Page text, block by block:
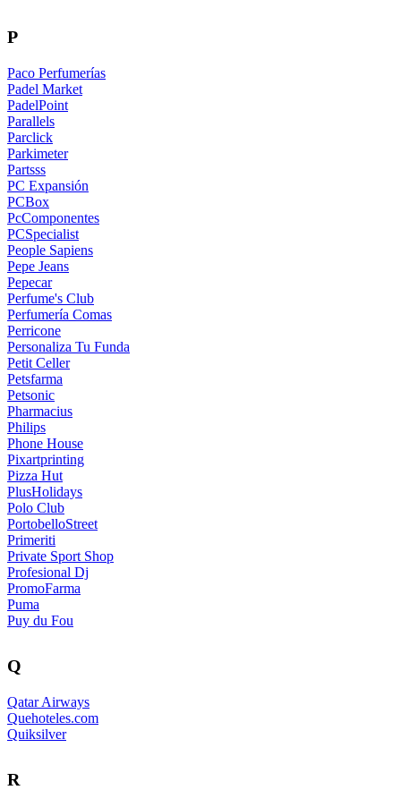
P
Paco Perfumerías
Padel Market
PadelPoint
Parallels
Parclick
Parkimeter
Partsss
PC Expansión
PCBox
PcComponentes
PCSpecialist
People Sapiens
Pepe Jeans
Pepecar
Perfume's Club
Perfumería Comas
Perricone
Personaliza Tu Funda
Petit Celler
Petsfarma
Petsonic
Pharmacius
Philips
Phone House
Pixartprinting
Pizza Hut
PlusHolidays
Polo Club
PortobelloStreet
Primeriti
Private Sport Shop
Profesional Dj
PromoFarma
Puma
Puy du Fou
Q
Qatar Airways
Quehoteles.com
Quiksilver
R